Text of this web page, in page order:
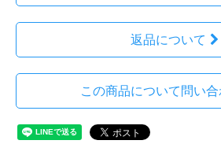
返品について
この商品について問い合